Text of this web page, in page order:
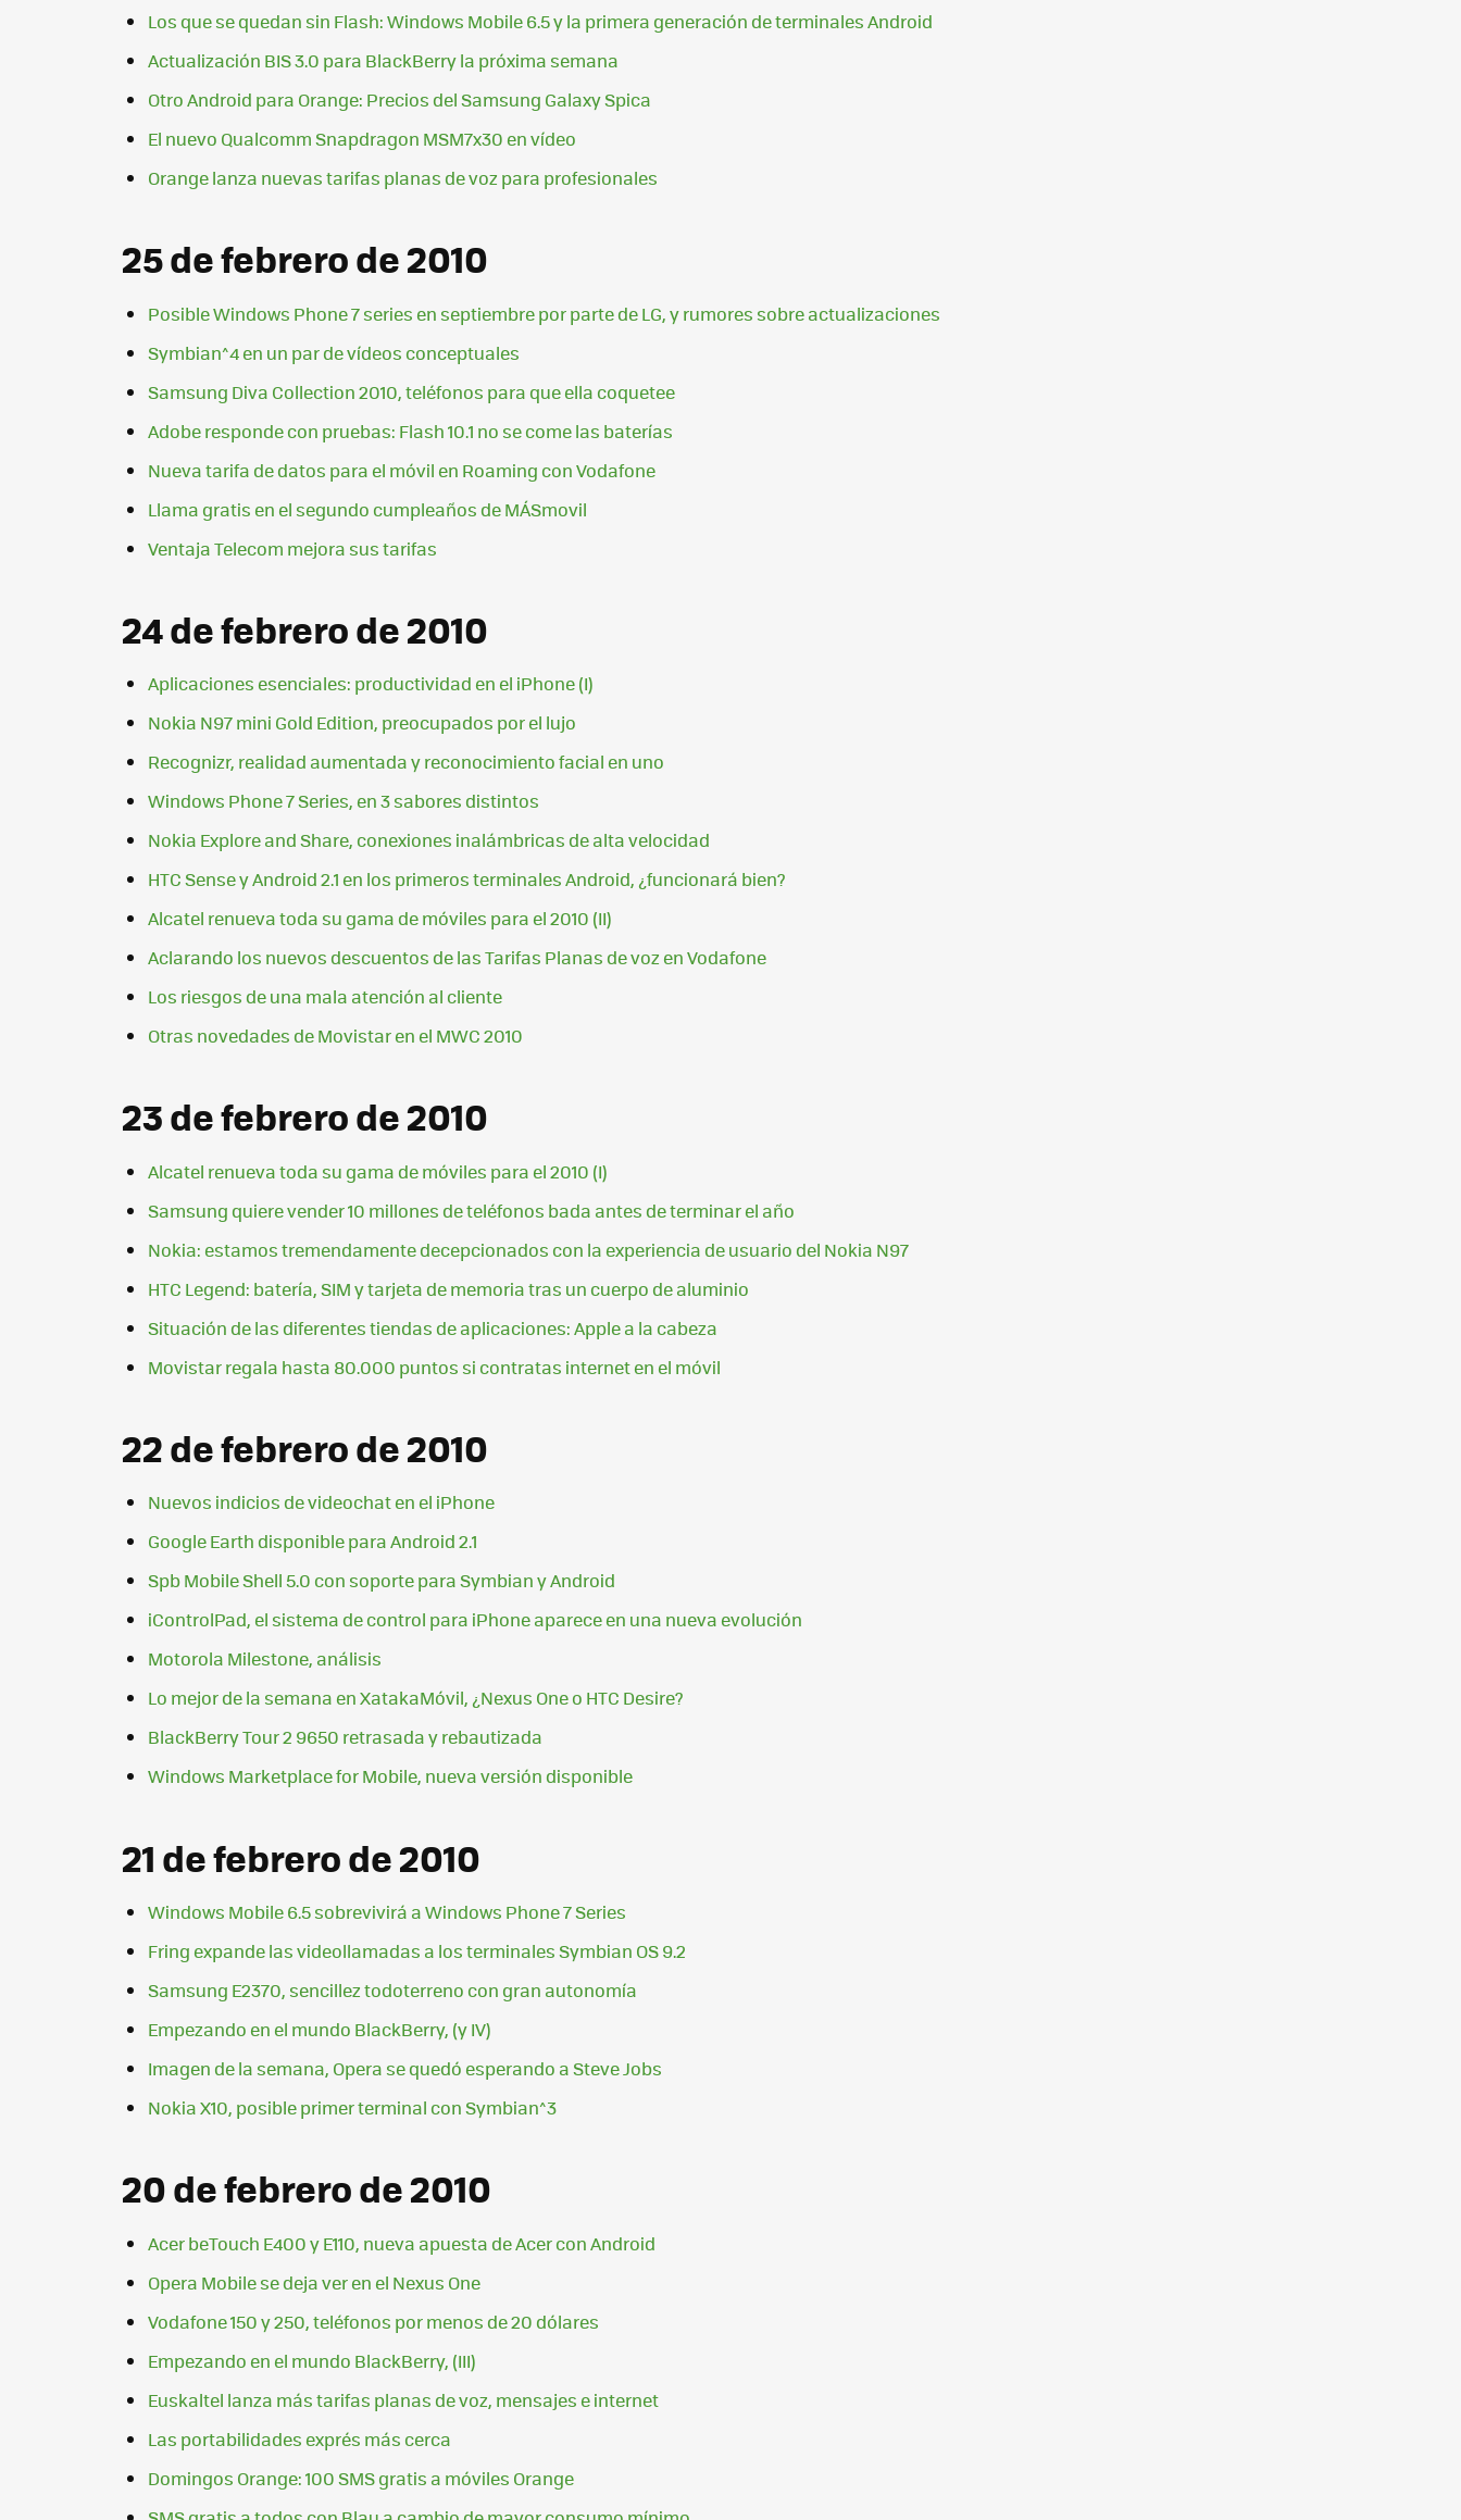
Los que se quedan sin Flash: Windows Mobile 6.5 y la primera generación de terminales Android
Actualización BIS 3.0 para BlackBerry la próxima semana
Otro Android para Orange: Precios del Samsung Galaxy Spica
El nuevo Qualcomm Snapdragon MSM7x30 en vídeo
Orange lanza nuevas tarifas planas de voz para profesionales
25 de febrero de 2010
Posible Windows Phone 7 series en septiembre por parte de LG, y rumores sobre actualizaciones
Symbian^4 en un par de vídeos conceptuales
Samsung Diva Collection 2010, teléfonos para que ella coquetee
Adobe responde con pruebas: Flash 10.1 no se come las baterías
Nueva tarifa de datos para el móvil en Roaming con Vodafone
Llama gratis en el segundo cumpleaños de MÁSmovil
Ventaja Telecom mejora sus tarifas
24 de febrero de 2010
Aplicaciones esenciales: productividad en el iPhone (I)
Nokia N97 mini Gold Edition, preocupados por el lujo
Recognizr, realidad aumentada y reconocimiento facial en uno
Windows Phone 7 Series, en 3 sabores distintos
Nokia Explore and Share, conexiones inalámbricas de alta velocidad
HTC Sense y Android 2.1 en los primeros terminales Android, ¿funcionará bien?
Alcatel renueva toda su gama de móviles para el 2010 (II)
Aclarando los nuevos descuentos de las Tarifas Planas de voz en Vodafone
Los riesgos de una mala atención al cliente
Otras novedades de Movistar en el MWC 2010
23 de febrero de 2010
Alcatel renueva toda su gama de móviles para el 2010 (I)
Samsung quiere vender 10 millones de teléfonos bada antes de terminar el año
Nokia: estamos tremendamente decepcionados con la experiencia de usuario del Nokia N97
HTC Legend: batería, SIM y tarjeta de memoria tras un cuerpo de aluminio
Situación de las diferentes tiendas de aplicaciones: Apple a la cabeza
Movistar regala hasta 80.000 puntos si contratas internet en el móvil
22 de febrero de 2010
Nuevos indicios de videochat en el iPhone
Google Earth disponible para Android 2.1
Spb Mobile Shell 5.0 con soporte para Symbian y Android
iControlPad, el sistema de control para iPhone aparece en una nueva evolución
Motorola Milestone, análisis
Lo mejor de la semana en XatakaMóvil, ¿Nexus One o HTC Desire?
BlackBerry Tour 2 9650 retrasada y rebautizada
Windows Marketplace for Mobile, nueva versión disponible
21 de febrero de 2010
Windows Mobile 6.5 sobrevivirá a Windows Phone 7 Series
Fring expande las videollamadas a los terminales Symbian OS 9.2
Samsung E2370, sencillez todoterreno con gran autonomía
Empezando en el mundo BlackBerry, (y IV)
Imagen de la semana, Opera se quedó esperando a Steve Jobs
Nokia X10, posible primer terminal con Symbian^3
20 de febrero de 2010
Acer beTouch E400 y E110, nueva apuesta de Acer con Android
Opera Mobile se deja ver en el Nexus One
Vodafone 150 y 250, teléfonos por menos de 20 dólares
Empezando en el mundo BlackBerry, (III)
Euskaltel lanza más tarifas planas de voz, mensajes e internet
Las portabilidades exprés más cerca
Domingos Orange: 100 SMS gratis a móviles Orange